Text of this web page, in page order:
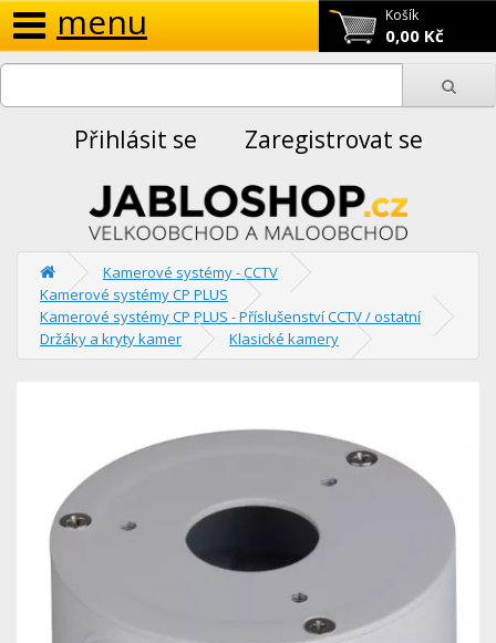
Košík
0,00 Kč
menu
Přihlásit se Zaregistrovat se
Kamerové systémy - CCTV
Kamerové systémy CP PLUS
Kamerové systémy CP PLUS - Příslušenství CCTV / ostatní
Držáky a kryty kamer
Klasické kamery